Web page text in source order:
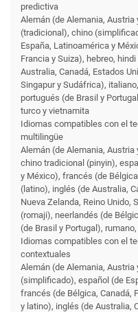
predictiva
Alemán (de Alemania,
(tradicional), chino
España, Latinoamérica y
Francia y Suiza), hebreo,
Australia, Canadá, Estados
Singapur y Sudáfrica),
portugués (de Brasil y
turco y vietnamita
Idiomas compatibles con el
multilingüe
Alemán (de Alemania,
chino tradicional (pinyin),
y México), francés (de
(latino), inglés (de Australia,
Nueva Zelanda, Reino Unido,
(romaji), neerlandés (de
(de Brasil y Portugal),
Idiomas compatibles con el
contextuales
Alemán (de Alemania,
(simplificado), español (de
francés (de Bélgica, Canadá,
y latino), inglés (de Australia,